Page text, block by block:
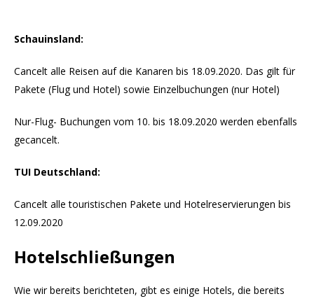
Schauinsland:
Cancelt alle Reisen auf die Kanaren bis 18.09.2020. Das gilt für
Pakete (Flug und Hotel) sowie Einzelbuchungen (nur Hotel)
Nur-Flug- Buchungen vom 10. bis 18.09.2020 werden ebenfalls
gecancelt.
TUI Deutschland:
Cancelt alle touristischen Pakete und Hotelreservierungen bis
12.09.2020
Hotelschließungen
Wie wir bereits berichteten, gibt es einige Hotels, die bereits